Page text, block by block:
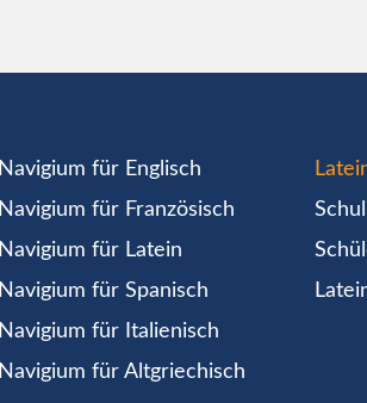
Navigium für Englisch
Navigium für Französisch
Navigium für Latein
Navigium für Spanisch
Navigium für Italienisch
Navigium für Altgriechisch